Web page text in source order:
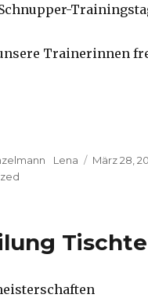
Trainerinnen
Autor
Lena März 28,